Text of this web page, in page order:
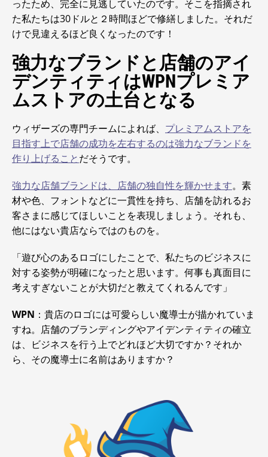
ったため、完全に見逃していたのです。そこを指摘され
た私たちは30ドルと２時間ほどで修繕しました。それだ
けで見違えるほど良くなったのです！
強力なブランドと店舗のアイ
デンティティはWPNプレミア
ムストアの土台となる
ウィザーズの専門チームによれば、 プレミアムストアを
目指す上で店舗の成功を左右するのは強力なブランドを
作り上げることだそうです。
強力な店舗ブランドは、店舗の独自性を輝かせます。素
材や色、フォントなどに一貫性を持ち、店舗を訪れるお
客さまに感じてほしいことを表現しましょう。それも、
他にはない貴店ならではのものを。
「遊び心のあるロゴにしたことで、私たちのビジネスに
対する姿勢が明確になったと思います。何事も真面目に
考えすぎないことが大切だと教えてくれるんです」
WPN ：貴店のロゴには可愛らしい魔導士が描かれていま
すね。店舗のブランディングやアイデンティティの確立
は、ビジネスを行う上でどれほど大切ですか？それか
ら、その魔導士に名前はありますか？